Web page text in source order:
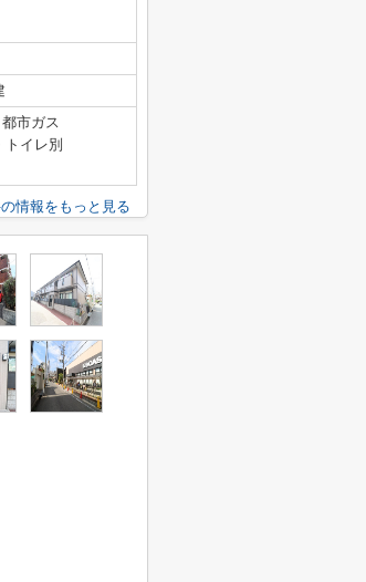
都市ガス
トイレ別
情報をもっと見る